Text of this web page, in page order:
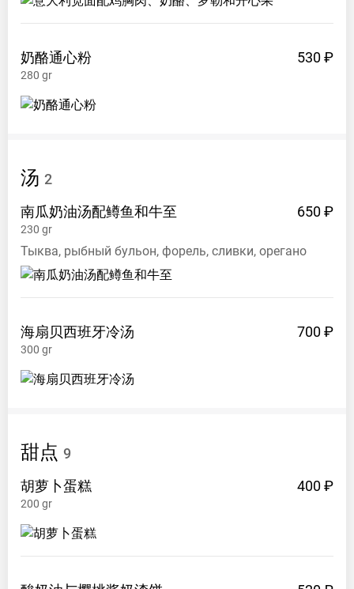
奶酪通心粉 530 ₽
280 gr
汤 2
南瓜奶油汤配鳟鱼和牛至
650 ₽
230 gr
Тыква, рыбный бульон, форель, сливки, орегано
海扇贝西班牙冷汤 700 ₽
300 gr
甜点 9
胡萝卜蛋糕
400 ₽
200 gr